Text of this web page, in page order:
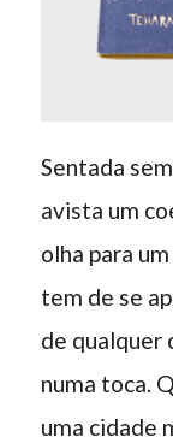
Sentada
avista um
olha para
tem de se
de qualquer
numa toca.
uma cidade